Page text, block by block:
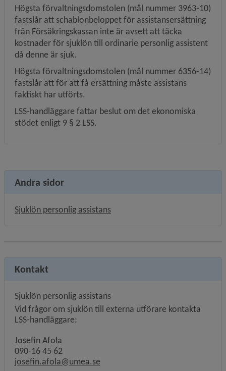
Högsta förvaltningsdomstolen (mål nummer 3963-10)
fastslår att schablonbeloppet för assistansersättning
från Försäkringskassan inte är avsett att täcka
kostnader för sjuklön till ordinarie personlig assistent
då denne är sjuk.
Högsta förvaltningsdomstolen (mål nummer 6356-14)
fastslår att för att få ersättning måste assistans
faktiskt har utförts.
LSS-handläggare fattar beslut om det ekonomiska
stödet enligt 9 § 2 LSS.
Andra sidor
Sjuklön personlig assistans
Kontakt
Sjuklön personlig assistans
Vid frågor om sjuklön till externa utförare kontakta
LSS-handläggare:
Josefin Afola
090-16 45 62
josefin.afola@umea.se